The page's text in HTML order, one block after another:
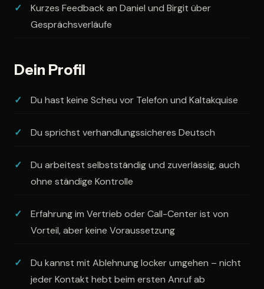
Kurzes Feedback an Daniel und Birgit über
Gesprächsverläufe
Dein Profil
Du hast keine Scheu vor Telefon und Kaltakquise
Du sprichst verhandlungssicheres Deutsch
Du arbeitest selbstständig und zuverlässig, auch
ohne ständige Kontrolle
Erfahrung im Vertrieb oder Call-Center ist von
Vorteil, aber keine Voraussetzung
Du kannst mit Ablehnung locker umgehen – nicht
jeder Kontakt hebt beim ersten Anruf ab